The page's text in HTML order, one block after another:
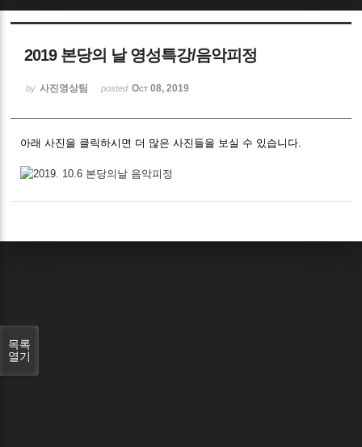
2019 본당의 날 영성특강/음악피정
by 사진영상팀 posted Oct 08, 2019
아래 사진을 클릭하시면 더 많은 사진들을 보실 수 있습니다.
목록
열기
Sketchbook5, 스케치북5
Sketchbook5, 스케치북5